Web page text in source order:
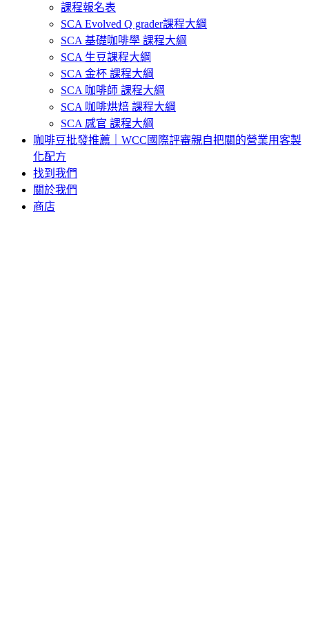
課程報名表
SCA Evolved Q grader課程大綱
SCA 基礎咖啡學 課程大綱
SCA 生豆課程大綱
SCA 金杯 課程大綱
SCA 咖啡師 課程大綱
SCA 咖啡烘焙 課程大綱
SCA 感官 課程大綱
咖啡豆批發推薦｜WCC國際評審親自把關的營業用客製
化配方
找到我們
關於我們
商店